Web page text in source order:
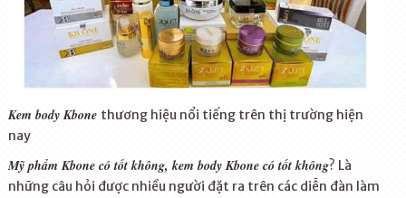
Kem body Kbone thương hiệu nổi tiếng trên thị trường hiện
nay
Mỹ phẩm Kbone có tốt không, kem body Kbone có tốt không? Là
những câu hỏi được nhiều người đặt ra trên các diễn đàn làm